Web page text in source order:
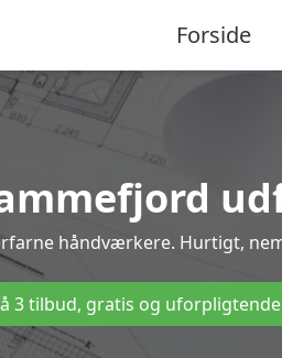
Forside
håndværkere. Hurtigt,
3 tilbud, gratis og uforpligtende